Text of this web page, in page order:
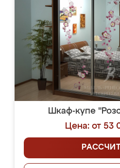
Шкаф-купе
Цена: от 53